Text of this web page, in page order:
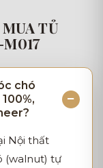
TỦ
chó
Nội thất
(walnut) tự